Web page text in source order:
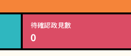
待確認政見數
0